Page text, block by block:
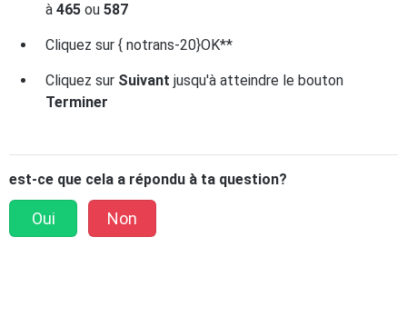
à 465 ou 587
Cliquez sur { notrans-20}OK**
Cliquez sur Suivant jusqu'à atteindre le bouton
Terminer
est-ce que cela a répondu à ta question?
Oui Non